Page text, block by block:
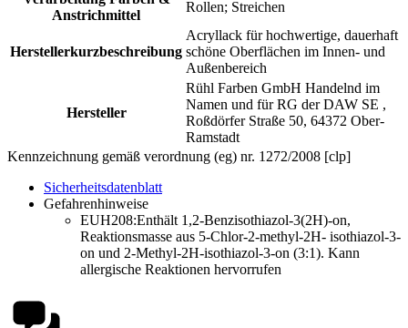
Anstrichmittel
Rollen; Streichen
Herstellerkurzbeschreibung
Acryllack für hochwertige, dauerhaft
schöne Oberflächen im Innen- und
Außenbereich
Hersteller
Rühl Farben GmbH Handelnd im
Namen und für RG der DAW SE ,
Roßdörfer Straße 50, 64372 Ober-
Ramstadt
Kennzeichnung gemäß verordnung (eg) nr. 1272/2008 [clp]
Sicherheitsdatenblatt
Gefahrenhinweise
EUH208:Enthält 1,2-Benzisothiazol-3(2H)-on,
Reaktionsmasse aus 5-Chlor-2-methyl-2H- isothiazol-3-
on und 2-Methyl-2H-isothiazol-3-on (3:1). Kann
allergische Reaktionen hervorrufen